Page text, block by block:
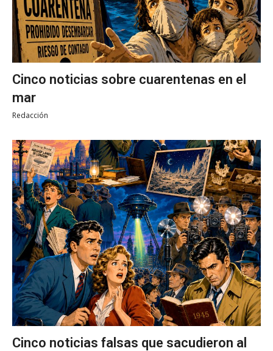
Cinco noticias sobre cuarentenas en el
mar
Redacción
Cinco noticias falsas que sacudieron al